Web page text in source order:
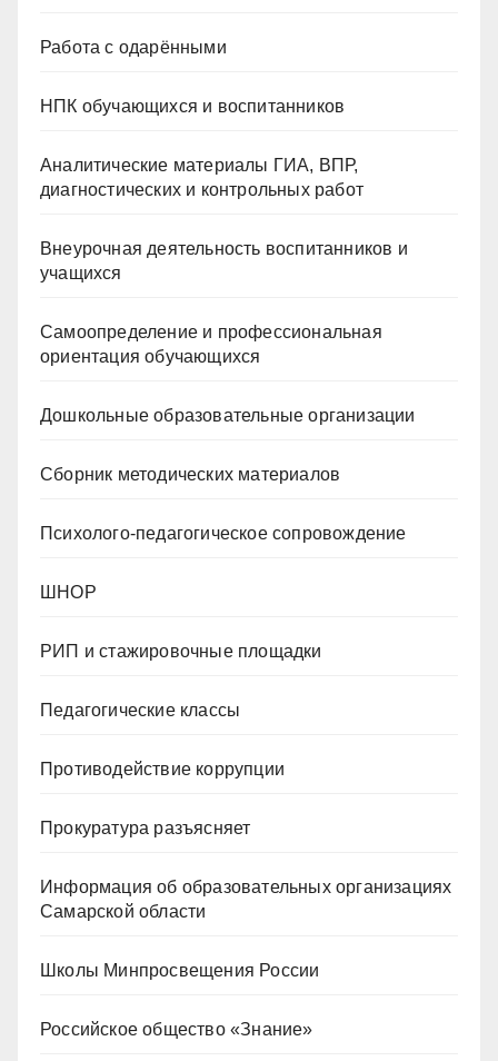
Работа с одарёнными
НПК обучающихся и воспитанников
Аналитические материалы ГИА, ВПР,
диагностических и контрольных работ
Внеурочная деятельность воспитанников и
учащихся
Самоопределение и профессиональная
ориентация обучающихся
Дошкольные образовательные организации
Сборник методических материалов
Психолого-педагогическое сопровождение
ШНОР
РИП и стажировочные площадки
Педагогические классы
Противодействие коррупции
Прокуратура разъясняет
Информация об образовательных организациях
Самарской области
Школы Минпросвещения России
Российское общество «Знание»